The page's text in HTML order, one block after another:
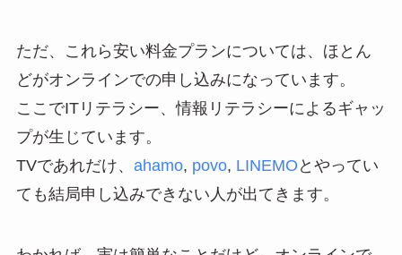
ただ、これら安い料金プランについては、ほとん
どがオンラインでの申し込みになっています。
ここでITリテラシー、情報リテラシーによるギャッ
プが生じています。
TVであれだけ、 ahamo, povo, LINEMO とやってい
ても結局申し込みできない人が出てきます。